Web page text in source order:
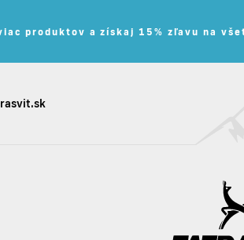
produktov a získaj 15% zľavu na